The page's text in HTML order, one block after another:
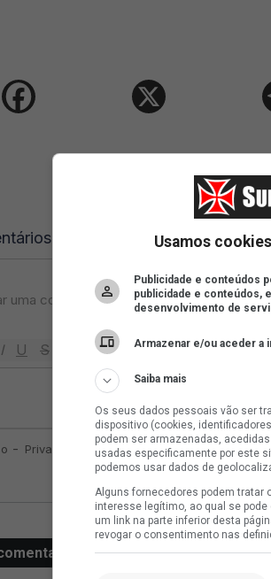
Usamos
Publicidade e conteúdos
publicidade e conteúdos,
desenvolvimento de
Armazenar e/ou aceder a
Saiba mais
Os seus dados pessoais vão ser
dispositivo (cookies,
podem ser armazenadas,
usadas especificamente por este
podemos usar dados de
Alguns fornecedores podem tratar
interesse legítimo, ao qual se
um link na parte inferior desta
revogar o consentimento nas